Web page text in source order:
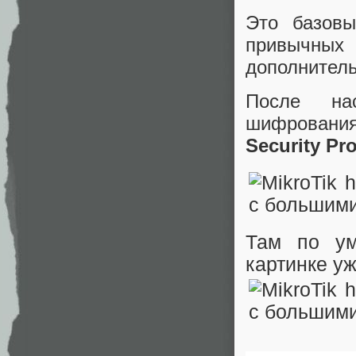
Это
После
Security
Там по
картинке